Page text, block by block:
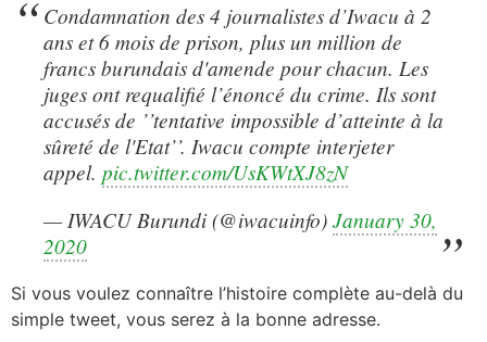
Condamnation des 4 journalistes d’Iwacu à 2
ans et 6 mois de prison, plus un million de
francs burundais d'amende pour chacun. Les
juges ont requalifié l’énoncé du crime. Ils sont
accusés de ’’tentative impossible d’atteinte à la
sûreté de l'Etat’’. Iwacu compte interjeter
appel. pic.twitter.com/UsKWtXJ8zN
— IWACU Burundi (@iwacuinfo)January 30,
2020
Si vous voulez connaître l’histoire complète au-delà du
simple tweet, vous serez à la bonne adresse.